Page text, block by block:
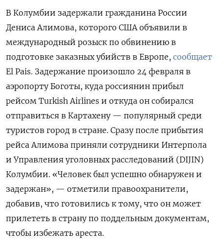
В Колумбии задержали гражданина России
Дениса Алимова, которого США объявили в
международный розыск по обвинению в
подготовке заказных убийств в Европе, сообщает
El Pais. Задержание произошло 24 февраля в
аэропорту Боготы, куда россиянин прибыл
рейсом Turkish Airlines и откуда он собирался
отправиться в Картахену — популярный среди
туристов город в стране. Сразу после прибытия
рейса Алимова приняли сотрудники Интерпола
и Управления уголовных расследований (DIJIN)
Колумбии. «Человек был успешно обнаружен и
задержан», — отметили правоохранители,
добавив, что готовились к тому, что он может
прилететь в страну по поддельным документам,
чтобы избежать ареста.